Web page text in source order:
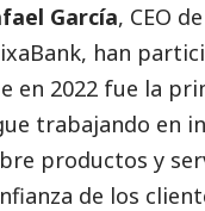
García, CEO
, han
en 2022 fue la
trabajando en
productos y
de los